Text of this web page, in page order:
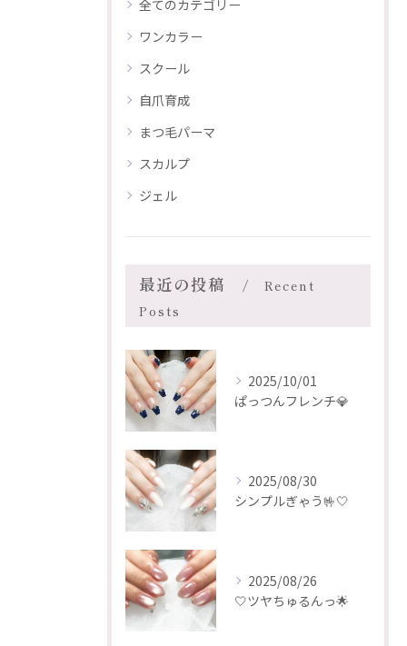
全てのカテゴリー
ワンカラー
スクール
自爪育成
まつ毛パーマ
スカルプ
ジェル
最近の投稿
Recent
Posts
2025/10/01
ぱっつんフレンチ💎
2025/08/30
シンプルぎゃう🤟🤍
2025/08/26
🤍ツヤちゅるんっ🌟